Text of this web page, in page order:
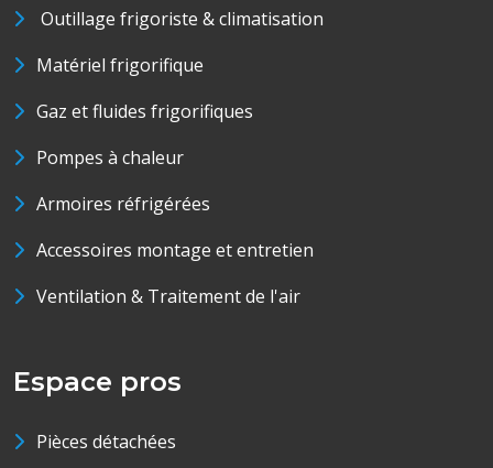
Outillage frigoriste & climatisation
Matériel frigorifique
Gaz et fluides frigorifiques
Pompes à chaleur
Armoires réfrigérées
Accessoires montage et entretien
Ventilation & Traitement de l'air
Espace pros
Pièces détachées